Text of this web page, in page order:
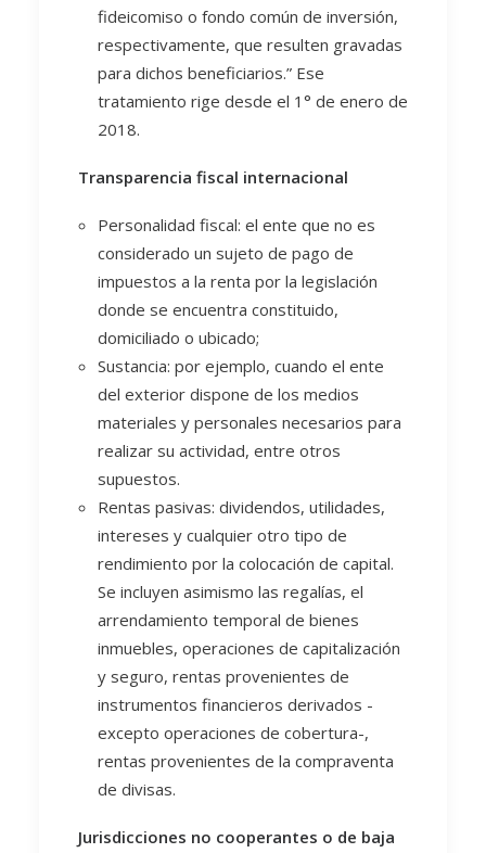
fideicomiso o fondo común de inversión,
respectivamente, que resulten gravadas
para dichos beneficiarios.” Ese
tratamiento rige desde el 1° de enero de
2018.
Transparencia fiscal internacional
Personalidad fiscal: el ente que no es
considerado un sujeto de pago de
impuestos a la renta por la legislación
donde se encuentra constituido,
domiciliado o ubicado;
Sustancia: por ejemplo, cuando el ente
del exterior dispone de los medios
materiales y personales necesarios para
realizar su actividad, entre otros
supuestos.
Rentas pasivas: dividendos, utilidades,
intereses y cualquier otro tipo de
rendimiento por la colocación de capital.
Se incluyen asimismo las regalías, el
arrendamiento temporal de bienes
inmuebles, operaciones de capitalización
y seguro, rentas provenientes de
instrumentos financieros derivados -
excepto operaciones de cobertura-,
rentas provenientes de la compraventa
de divisas.
Jurisdicciones no cooperantes o de baja